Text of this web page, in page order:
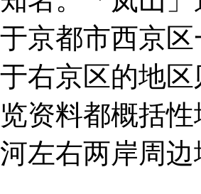
京都市西京
右京区的地区
资料都概括
左右两岸周